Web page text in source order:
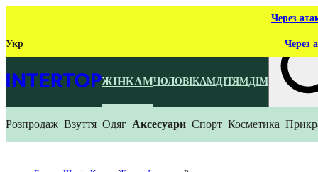
Через
Укр Через
ЖІНКАМЧОЛОВІКАМДІТЯМДІМ
Що ти
Розпродаж Взуття Одяг Аксесуари Спорт Косметика